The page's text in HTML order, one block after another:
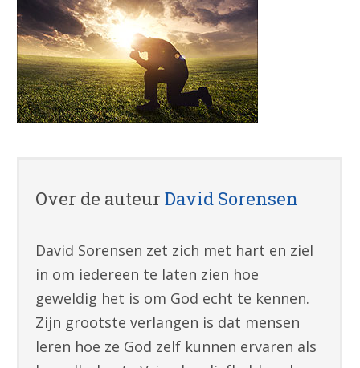
Over de auteurDavid Sorensen
David Sorensen zet zich met hart en ziel
in om iedereen te laten zien hoe
geweldig het is om God echt te kennen.
Zijn grootste verlangen is dat mensen
leren hoe ze God zelf kunnen ervaren als